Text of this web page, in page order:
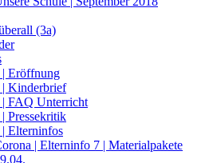
(3a)
| Eröffnung
| Kinderbrief
| FAQ Unterricht
Pressekritik
Elterninfos
| Elterninfo 7 | Materialpakete